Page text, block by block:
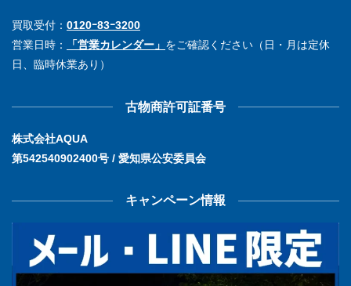
買取受付： 0120ｰ83ｰ3200
営業日時：
「営業カレンダー」 をご確認ください（日・月は定休
日、臨時休業あり）
古物商許可証番号
株式会社AQUA
第542540902400号 / 愛知県公安委員会
キャンペーン情報